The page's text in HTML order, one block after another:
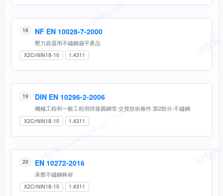
18 NF EN 10028-7-2000
壓力容器用不鏽鋼扁平產品
X2CrNiN18-10 1.4311
19 DIN EN 10296-2-2006
機械工程和一般工程用焊接圓鋼管.交貨技術條件.第2部分:不鏽鋼
X2CrNiN18-10 1.4311
20 EN 10272-2016
承壓不鏽鋼棒材
X2CrNiN18-10 1.4311